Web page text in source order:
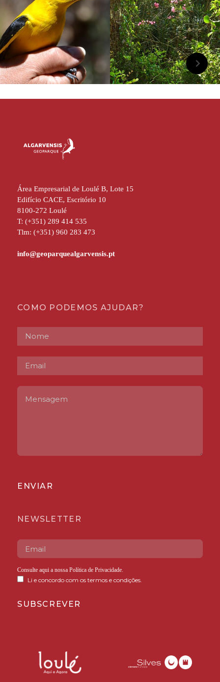
Área Empresarial de Loulé B, Lote 15
Edifício CACE, Escritório 10
8100-272 Loulé
T: (+351) 289 414 535
Tlm: (+351) 960 283 473
COMO PODEMOS AJUDAR?
ENVIAR
NEWSLETTER
Consulte aqui a nossa Política de Privacidade.
Li e concordo com os termos e condições.